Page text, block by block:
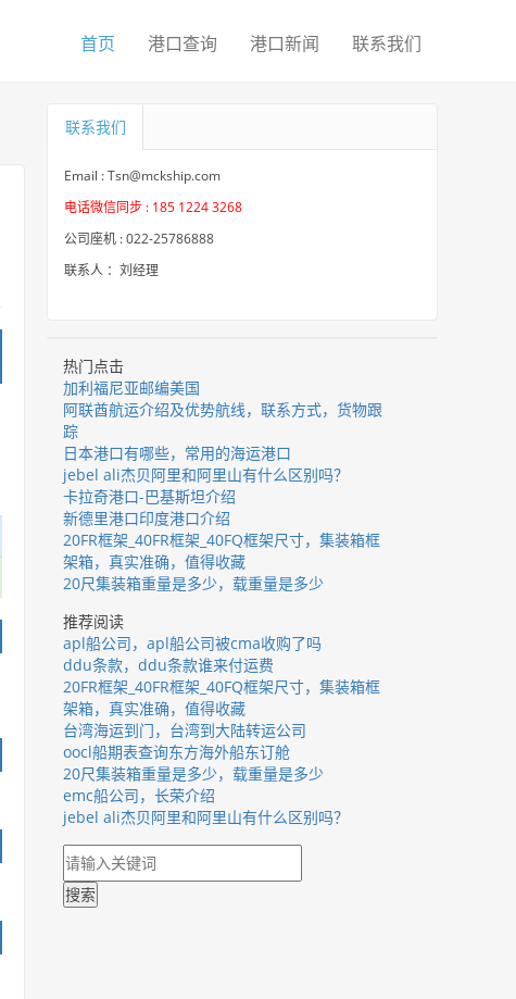
首页 港口查询 港口新闻 联系我们
联系我们
Email : Tsn@mckship.com
电话微信同步 : 185 1224 3268
公司座机 : 022-25786888
联系人 ：刘经理
热门点击
加利福尼亚邮编美国
阿联酋航运介绍及优势航线，联系方式，货物跟
踪
日本港口有哪些，常用的海运港口
jebel ali杰贝阿里和阿里山有什么区别吗？
卡拉奇港口-巴基斯坦介绍
新德里港口印度港口介绍
20FR框架_40FR框架_40FQ框架尺寸，集装箱框
架箱，真实准确，值得收藏
20尺集装箱重量是多少，载重量是多少
推荐阅读
apl船公司，apl船公司被cma收购了吗
ddu条款，ddu条款谁来付运费
20FR框架_40FR框架_40FQ框架尺寸，集装箱框
架箱，真实准确，值得收藏
台湾海运到门，台湾到大陆转运公司
oocl船期表查询东方海外船东订舱
20尺集装箱重量是多少，载重量是多少
emc船公司，长荣介绍
jebel ali杰贝阿里和阿里山有什么区别吗？